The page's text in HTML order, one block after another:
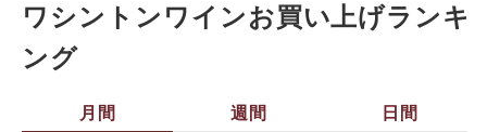
ワシントンワインお買い上げランキ
ング
月間 週間 日間